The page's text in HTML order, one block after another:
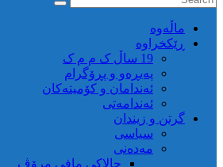
ماڵه‌وه‌
ڕێکخراوە
19 ساڵ ک م م ک
پەیڕەو و پڕۆگرام
ئەندامان و کۆمیتەکان
ئەندامەتی
گرتن و زیندان
سیاسی
مەدەنی
چالاکی مافی مرۆڤ